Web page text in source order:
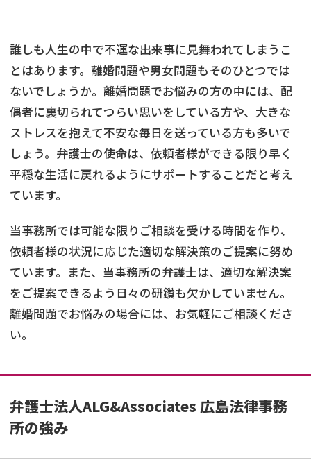
誰しも人生の中で不運な出来事に見舞われてしまうこ
とはあります。離婚問題や男女問題もそのひとつでは
ないでしょうか。離婚問題でお悩みの方の中には、配
偶者に裏切られてつらい思いをしている方や、大きな
ストレスを抱えて不安な毎日を送っている方も多いで
しょう。弁護士の使命は、依頼者様ができる限り早く
平穏な生活に戻れるようにサポートすることだと考え
ています。
当事務所では可能な限りご相談を受ける時間を作り、
依頼者様の状況に応じた適切な解決策のご提案に努め
ています。また、当事務所の弁護士は、適切な解決案
をご提案できるよう日々の研鑽も欠かしていません。
離婚問題でお悩みの場合には、お気軽にご相談くださ
い。
弁護士法人ALG&Associates 広島法律事務
所の強み